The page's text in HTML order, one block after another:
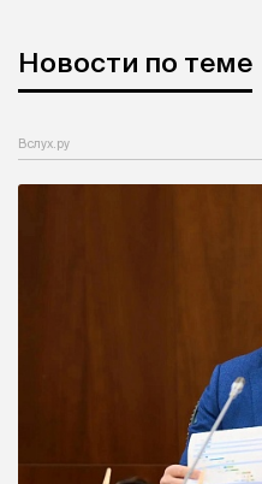
Новости по теме
Вслух.ру